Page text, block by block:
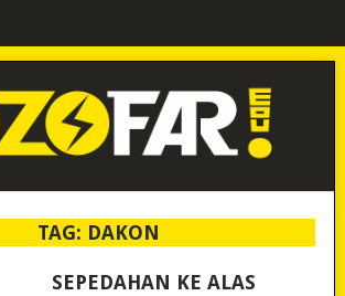
TAG: DAKON
SEPEDAHAN KE ALAS